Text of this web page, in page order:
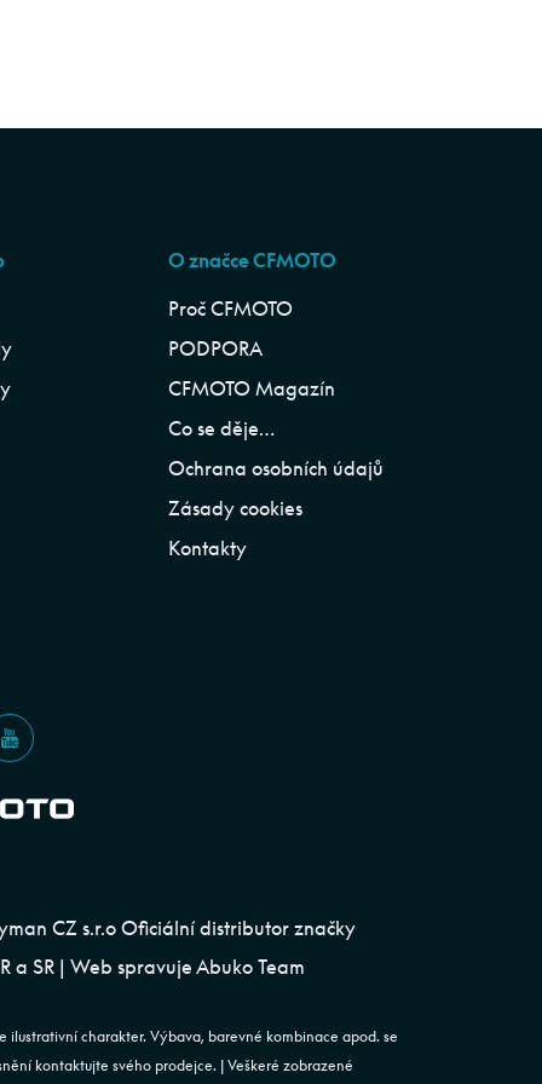
O značce CFMOTO
Proč CFMOTO
PODPORA
CFMOTO Magazín
Co se děje…
Ochrana osobních údajů
Zásady cookies
Kontakty
CZ s.r.o Oficiální distributor značky
a SR | Web spravuje Abuko Team
ilustrativní charakter. Výbava, barevné kombinace apod. se
kontaktujte svého prodejce. | Veškeré zobrazené